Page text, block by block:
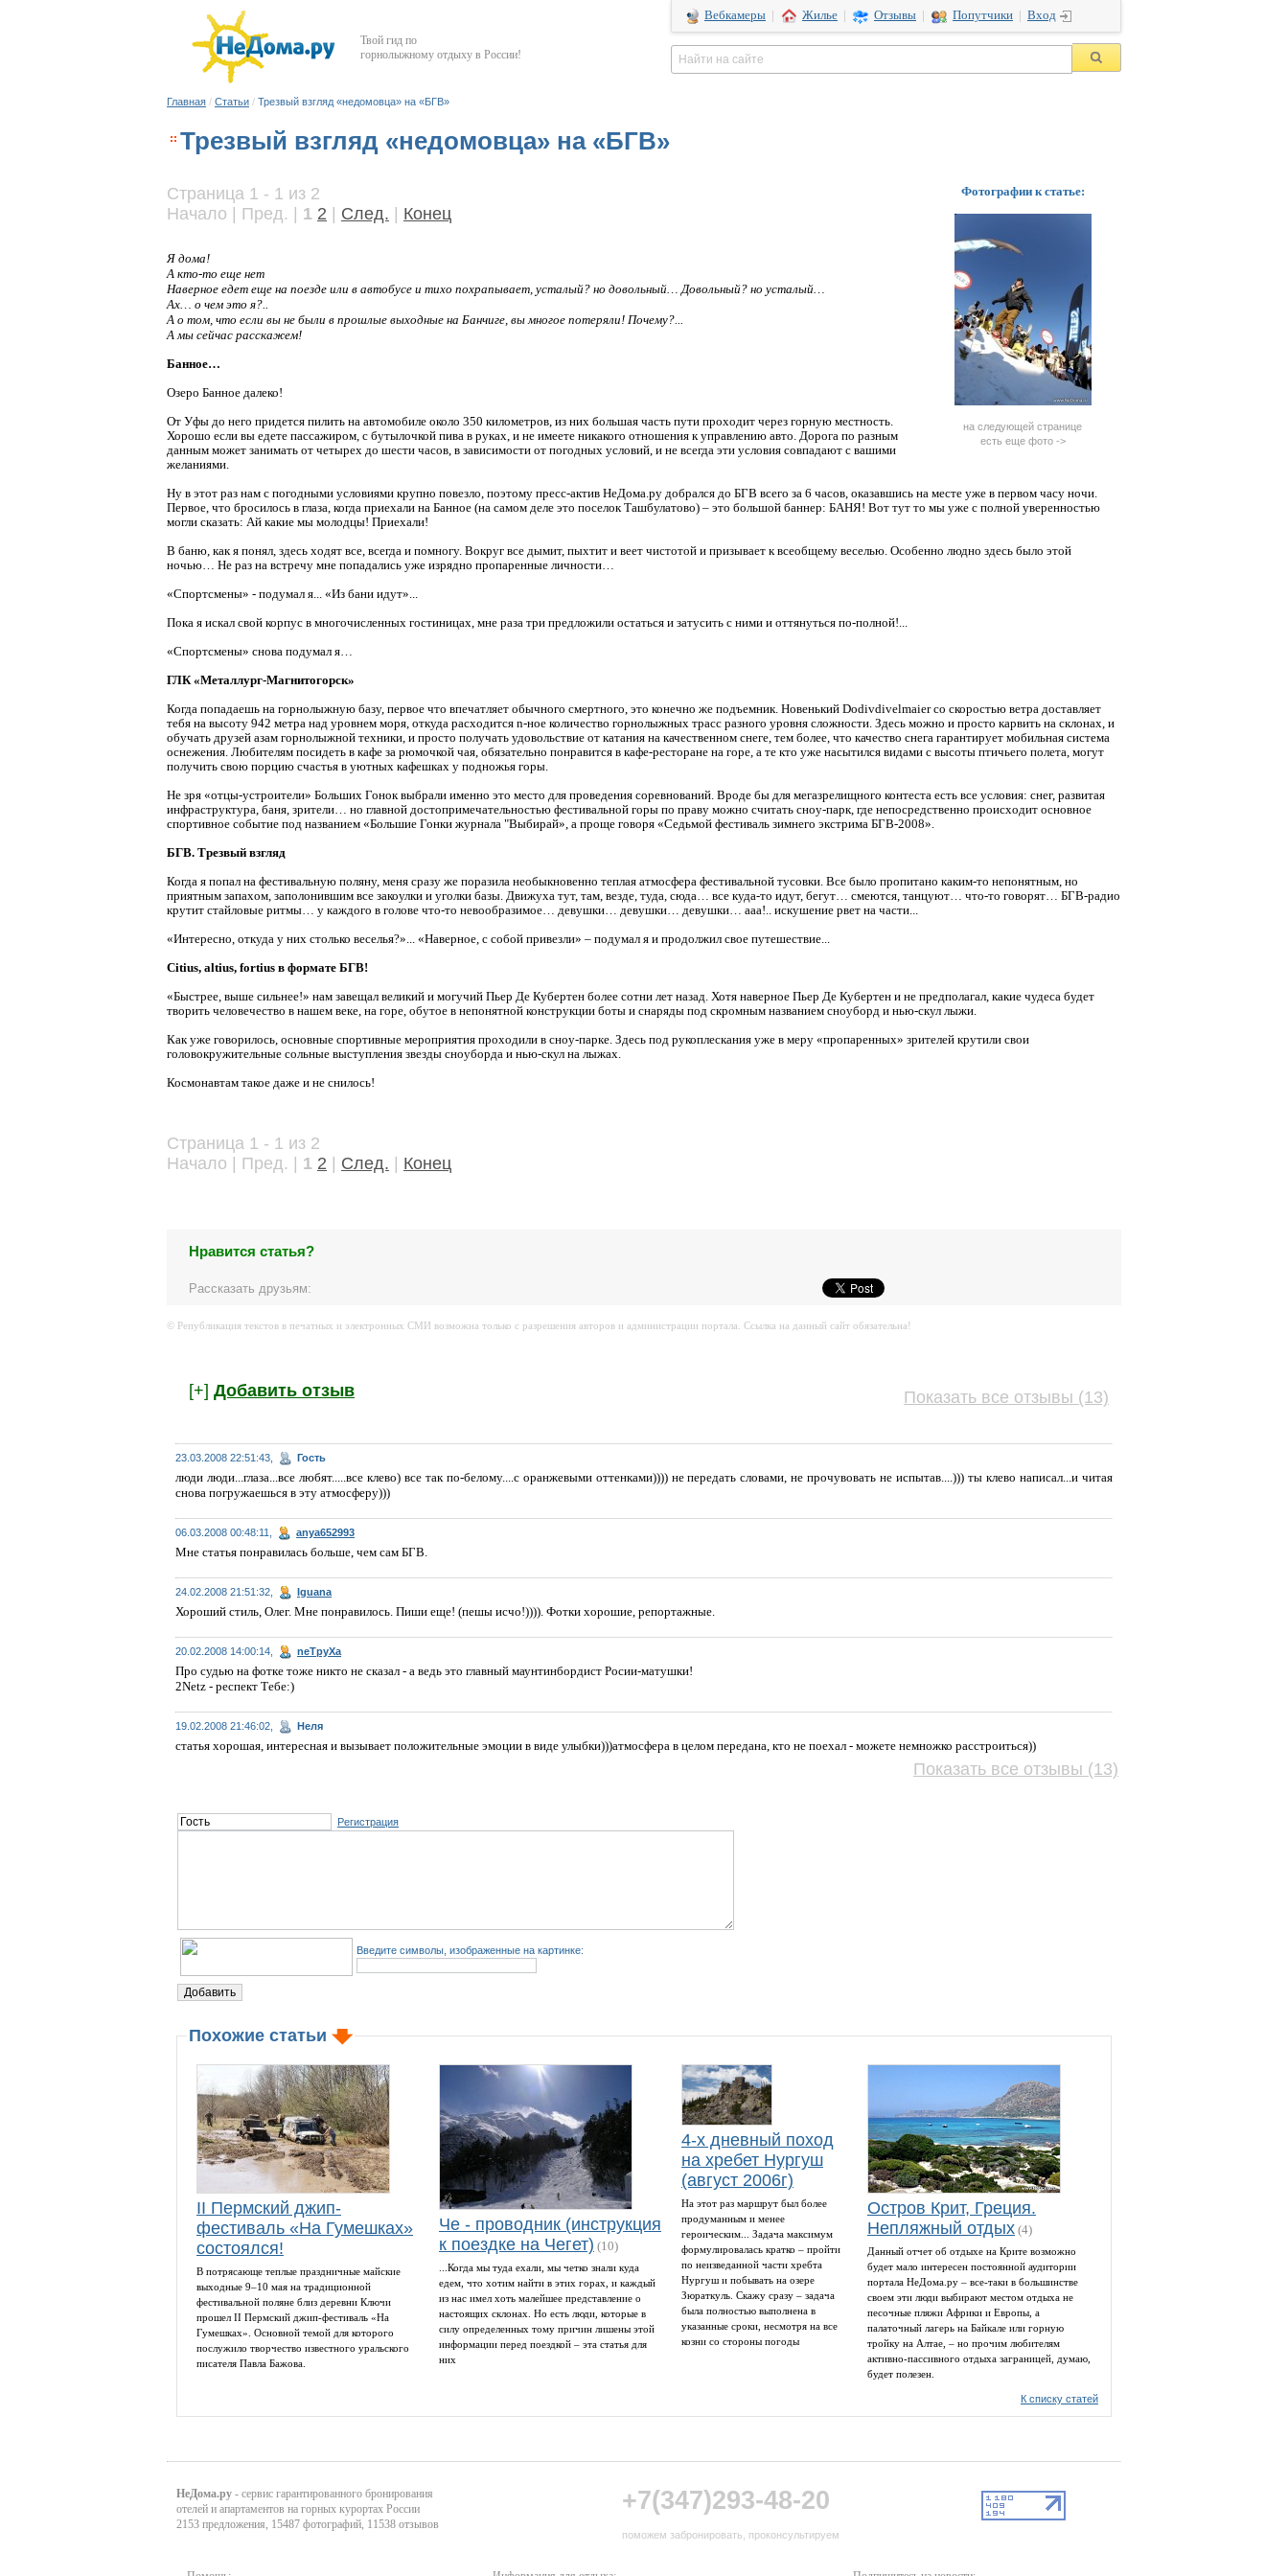
Твой гид по
горнолыжному отдыху в России!
Вебкамеры Жилье Отзывы Попутчики Вход
Главная / Статьи / Трезвый взгляд «недомовца» на «БГВ»
Трезвый взгляд «недомовца» на «БГВ»
Фотографии к статье:
на следующей странице
есть еще фото ->
Страница 1 - 1 из 2
Начало | Пред. | 1 2 След. Конец
Я дома!
А кто-то еще нет
Наверное едет еще на поезде или в автобусе и тихо похрапывает, усталый? но довольный… Довольный? но усталый…
Ах… о чем это я?..
А о том, что если вы не были в прошлые выходные на Банчиге, вы многое потеряли! Почему?...
А мы сейчас расскажем!
Банное…
Озеро Банное далеко!
От Уфы до него придется пилить на автомобиле около 350 километров, из них большая часть пути проходит через горную местность.
Хорошо если вы едете пассажиром, с бутылочкой пива в руках, и не имеете никакого отношения к управлению авто. Дорога по разным
данным может занимать от четырех до шести часов, в зависимости от погодных условий, и не всегда эти условия совпадают с вашими
желаниями.
Ну в этот раз нам с погодными условиями крупно повезло, поэтому пресс-актив НеДома.ру добрался до БГВ всего за 6 часов, оказавшись на месте уже в первом часу ночи.
Первое, что бросилось в глаза, когда приехали на Банное (на самом деле это поселок Ташбулатово) – это большой баннер: БАНЯ! Вот тут то мы уже с полной уверенностью
могли сказать: Ай какие мы молодцы! Приехали!
В баню, как я понял, здесь ходят все, всегда и помногу. Вокруг все дымит, пыхтит и веет чистотой и призывает к всеобщему веселью. Особенно людно здесь было этой
ночью… Не раз на встречу мне попадались уже изрядно пропаренные личности…
«Спортсмены» - подумал я... «Из бани идут»...
Пока я искал свой корпус в многочисленных гостиницах, мне раза три предложили остаться и затусить с ними и оттянуться по-полной!...
«Спортсмены» снова подумал я…
ГЛК «Металлург-Магнитогорск»
Когда попадаешь на горнолыжную базу, первое что впечатляет обычного смертного, это конечно же подъемник. Новенький Dodivdivelmaier со скоростью ветра доставляет
тебя на высоту 942 метра над уровнем моря, откуда расходится n-ное количество горнолыжных трасс разного уровня сложности. Здесь можно и просто карвить на склонах, и
обучать друзей азам горнолыжной техники, и просто получать удовольствие от катания на качественном снеге, тем более, что качество снега гарантирует мобильная система
оснежения. Любителям посидеть в кафе за рюмочкой чая, обязательно понравится в кафе-ресторане на горе, а те кто уже насытился видами с высоты птичьего полета, могут
получить свою порцию счастья в уютных кафешках у подножья горы.
Не зря «отцы-устроители» Больших Гонок выбрали именно это место для проведения соревнований. Вроде бы для мегазрелищного контеста есть все условия: снег, развитая
инфраструктура, баня, зрители… но главной достопримечательностью фестивальной горы по праву можно считать cноу-парк, где непосредственно происходит основное
спортивное событие под названием «Большие Гонки журнала "Выбирай», а проще говоря «Седьмой фестиваль зимнего экстрима БГВ-2008».
БГВ. Трезвый взгляд
Когда я попал на фестивальную поляну, меня сразу же поразила необыкновенно теплая атмосфера фестивальной тусовки. Все было пропитано каким-то непонятным, но
приятным запахом, заполонившим все закоулки и уголки базы. Движуха тут, там, везде, туда, сюда… все куда-то идут, бегут… смеются, танцуют… что-то говорят… БГВ-радио
крутит стайловые ритмы… у каждого в голове что-то невообразимое… девушки… девушки… девушки… ааа!.. искушение рвет на части...
«Интересно, откуда у них столько веселья?»... «Наверное, с собой привезли» – подумал я и продолжил свое путешествие...
Citius, altius, fortius в формате БГВ!
«Быстрее, выше сильнее!» нам завещал великий и могучий Пьер Де Кубертен более сотни лет назад. Хотя наверное Пьер Де Кубертен и не предполагал, какие чудеса будет
творить человечество в нашем веке, на горе, обутое в непонятной конструкции боты и снаряды под скромным названием сноуборд и нью-скул лыжи.
Как уже говорилось, основные спортивные мероприятия проходили в сноу-парке. Здесь под рукоплескания уже в меру «пропаренных» зрителей крутили свои
головокружительные сольные выступления звезды сноуборда и нью-скул на лыжах.
Космонавтам такое даже и не снилось!
Страница 1 - 1 из 2
Начало | Пред. | 1 2 След. Конец
Нравится статья?
Рассказать друзьям:
© Републикация текстов в печатных и электронных СМИ возможна только с разрешения авторов и администрации портала. Ссылка на данный сайт обязательна!
[+] Добавить отзыв Показать все отзывы (13)
23.03.2008 22:51:43, Гость
люди люди...глаза...все любят.....все клево) все так по-белому....с оранжевыми оттенками)))) не передать словами, не прочувовать не испытав....))) ты клево написал...и читая
снова погружаешься в эту атмосферу)))
06.03.2008 00:48:11, anya652993
Мне статья понравилась больше, чем сам БГВ.
24.02.2008 21:51:32, Iguana
Хороший стиль, Олег. Мне понравилось. Пиши еще! (пешы исчо!)))). Фотки хорошие, репортажные.
20.02.2008 14:00:14, neTpyXa
Про судью на фотке тоже никто не сказал - а ведь это главный маунтинбордист Росии-матушки!
2Netz - респект Тебе:)
19.02.2008 21:46:02, Неля
статья хорошая, интересная и вызывает положительные эмоции в виде улыбки)))атмосфера в целом передана, кто не поехал - можете немножко расстроиться))
Показать все отзывы (13)
Регистрация
Введите символы, изображенные на картинке:
Похожие статьи
II Пермский джип-
фестиваль «На Гумешках»
состоялся!
В потрясающе теплые праздничные майские
выходные 9–10 мая на традиционной
фестивальной поляне близ деревни Ключи
прошел II Пермский джип-фестиваль «На
Гумешках». Основной темой для которого
послужило творчество известного уральского
писателя Павла Бажова.
Че - проводник (инструкция
к поездке на Чегет) (10)
...Когда мы туда ехали, мы четко знали куда
едем, что хотим найти в этих горах, и каждый
из нас имел хоть малейшее представление о
настоящих склонах. Но есть люди, которые в
силу определенных тому причин лишены этой
информации перед поездкой – эта статья для
них
4-х дневный поход
на хребет Нургуш
(август 2006г)
На этот раз маршрут был более
продуманным и менее
героическим... Задача максимум
формулировалась кратко – пройти
по неизведанной части хребта
Нургуш и побывать на озере
Зюраткуль. Скажу сразу – задача
была полностью выполнена в
указанные сроки, несмотря на все
козни со стороны погоды
Остров Крит, Греция.
Непляжный отдых (4)
Данный отчет об отдыхе на Крите возможно
будет мало интересен постоянной аудитории
портала НеДома.ру – все-таки в большинстве
своем эти люди выбирают местом отдыха не
песочные пляжи Африки и Европы, а
палаточный лагерь на Байкале или горную
тройку на Алтае, – но прочим любителям
активно-пассивного отдыха заграницей, думаю,
будет полезен.
К списку статей
НеДома.ру - сервис гарантированного бронирования
отелей и апартаментов на горных курортах России
2153 предложения, 15487 фотографий, 11538 отзывов
+7(347)293-48-20
поможем забронировать, проконсультируем